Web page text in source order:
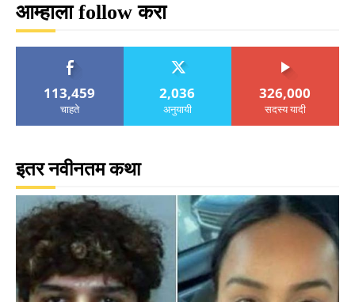
आम्हाला follow करा
113,459
चाहते
2,036
अनुयायी
326,000
सदस्य यादी
इतर नवीनतम कथा